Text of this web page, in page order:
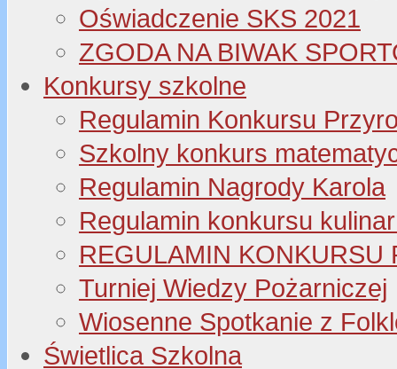
Oświadczenie SKS 2021
ZGODA NA BIWAK
Konkursy szkolne
Regulamin Konkursu
Szkolny konkurs
Regulamin Nagrody Karola
Regulamin konkursu
REGULAMIN KONKURSU
Turniej Wiedzy Pożarniczej
Wiosenne Spotkanie z
Świetlica Szkolna